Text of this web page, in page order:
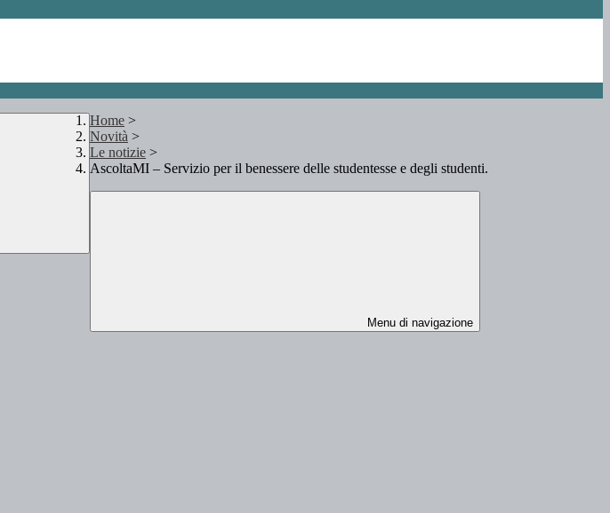
Home >
Novità >
Le notizie >
AscoltaMI – Servizio per il benessere delle studentesse e degli studenti.
Menu di navigazione